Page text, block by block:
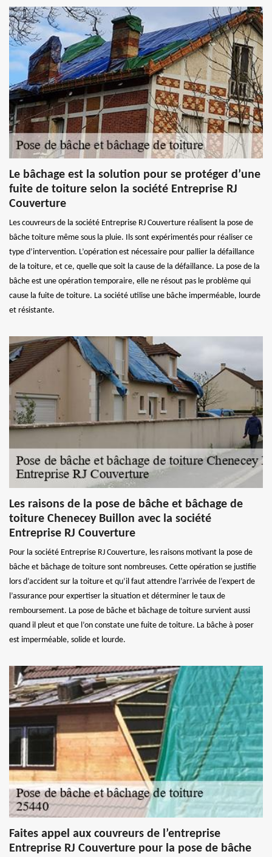
Le bâchage est la solution pour se protéger d’une
fuite de toiture selon la société Entreprise RJ
Couverture
Les couvreurs de la société Entreprise RJ Couverture réalisent la pose de
bâche toiture même sous la pluie. Ils sont expérimentés pour réaliser ce
type d’intervention. L’opération est nécessaire pour pallier la défaillance
de la toiture, et ce, quelle que soit la cause de la défaillance. La pose de la
bâche est une opération temporaire, elle ne résout pas le problème qui
cause la fuite de toiture. La société utilise une bâche imperméable, lourde
et résistante.
Les raisons de la pose de bâche et bâchage de
toiture Chenecey Buillon avec la société
Entreprise RJ Couverture
Pour la société Entreprise RJ Couverture, les raisons motivant la pose de
bâche et bâchage de toiture sont nombreuses. Cette opération se justifie
lors d’accident sur la toiture et qu’il faut attendre l’arrivée de l’expert de
l’assurance pour expertiser la situation et déterminer le taux de
remboursement. La pose de bâche et bâchage de toiture survient aussi
quand il pleut et que l’on constate une fuite de toiture. La bâche à poser
est imperméable, solide et lourde.
Faites appel aux couvreurs de l’entreprise
Entreprise RJ Couverture pour la pose de bâche